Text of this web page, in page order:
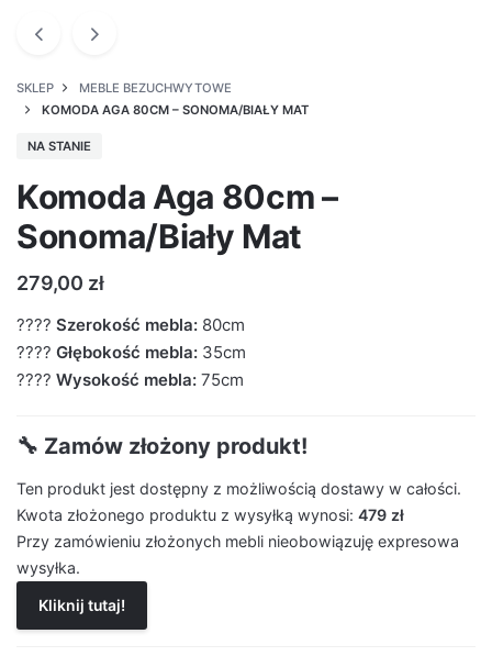
SKLEP
MEBLE BEZUCHWYTOWE
KOMODA AGA 80CM – SONOMA/BIAŁY MAT
NA STANIE
Komoda Aga 80cm –
Sonoma/Biały Mat
279,00 zł
???? Szerokość mebla: 80cm
???? Głębokość mebla: 35cm
???? Wysokość mebla: 75cm
🔧 Zamów złożony produkt!
Ten produkt jest dostępny z możliwością dostawy w całości.
Kwota złożonego produktu z wysyłką wynosi: 479 zł
Przy zamówieniu złożonych mebli nieobowiązuję expresowa
wysyłka.
Kliknij tutaj!